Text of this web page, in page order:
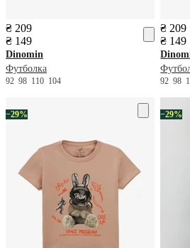
₴ 209
₴ 149
Dinomin
Футболка
92 98 110 104
₴ 209
₴ 149
9298
−29% −29%